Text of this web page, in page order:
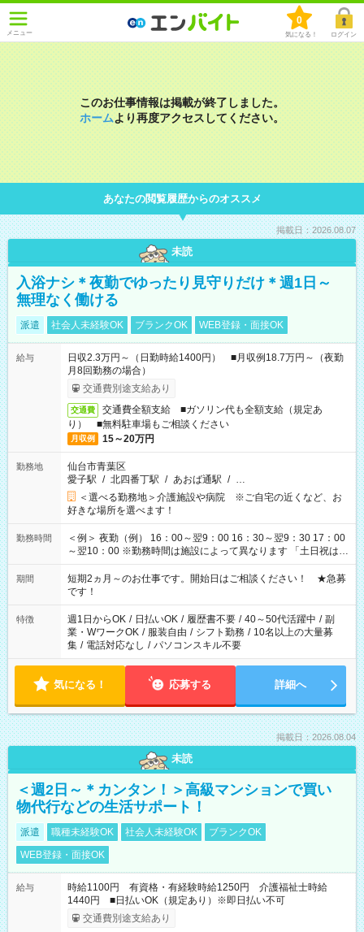
メニュー
0
気になる！ ログイン
このお仕事情報は掲載が終了しました。
ホームより再度アクセスしてください。
あなたの閲覧履歴からのオススメ
掲載日：2026.08.07
未読
入浴ナシ＊夜勤でゆったり見守りだけ＊週1日～
無理なく働ける
派遣 社会人未経験OK ブランクOK WEB登録・面接OK
給与
日収2.3万円～（日勤時給1400円） ■月収例18.7万円～（夜勤
月8回勤務の場合）
交通費別途支給あり
交通費
交通費全額支給 ■ガソリン代も全額支給（規定あ
り） ■無料駐車場もご相談ください
月収例 15～20万円
勤務地
仙台市青葉区
愛子駅 / 北四番丁駅 / あおば通駅 / …
＜選べる勤務地＞介護施設や病院 ※ご自宅の近くなど、お
好きな場所を選べます！
勤務時間
＜例＞ 夜勤（例） 16：00～翌9：00 16：30～翌9：30 17：00
～翌10：00 ※勤務時間は施設によって異なります 「土日祝は休
みたい」 「しっかり稼ぎたい」 「もう少し遅い時間から始めた
い」など ご希望にあったお仕事をご案内いたします。 ※未経験
の方の場合は1～2ヶ月間は日中での仕事を経験いただき、 お
仕事に慣れてからの夜勤になります。 ★家庭の都合でお休みが
必要な場合も遠慮なくご相談ください。
期間
短期2ヵ月～のお仕事です。開始日はご相談ください！ ★急募
です！
特徴 週1日からOK / 日払いOK / 履歴書不要 / 40～50代活躍中 / 副
業・WワークOK / 服装自由 / シフト勤務 / 10名以上の大量募
集 / 電話対応なし / パソコンスキル不要
気になる！ 応募する 詳細へ
掲載日：2026.08.04
未読
＜週2日～＊カンタン！＞高級マンションで買い
物代行などの生活サポート！
派遣 職種未経験OK 社会人未経験OK
ブランクOK
WEB登録・面接OK
給与
時給1100円 有資格・有経験時給1250円 介護福祉士時給
1440円 ■日払いOK（規定あり）※即日払い不可
交通費別途支給あり